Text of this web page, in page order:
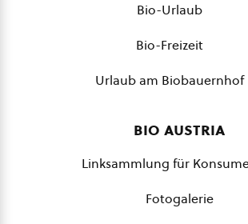
Bio-Urlaub
Bio-Freizeit
Urlaub am Biobauernhof
bio austria
Linksammlung für
Fotogalerie